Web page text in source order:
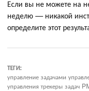
Если вы не можете на
неделю — никакой
определите этот
ТЕГИ:
управление задачами
управления трекеры задач